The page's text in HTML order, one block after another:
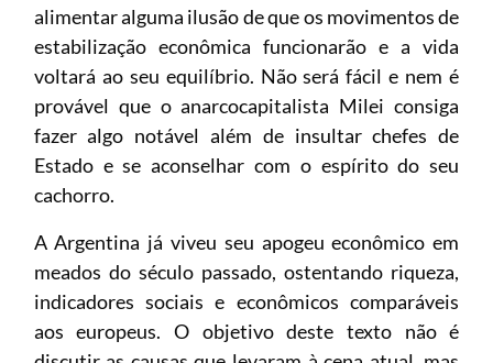
alimentar alguma ilusão de que os movimentos de
estabilização econômica funcionarão e a vida
voltará ao seu equilíbrio. Não será fácil e nem é
provável que o anarcocapitalista Milei consiga
fazer algo notável além de insultar chefes de
Estado e se aconselhar com o espírito do seu
cachorro.
A Argentina já viveu seu apogeu econômico em
meados do século passado, ostentando riqueza,
indicadores sociais e econômicos comparáveis
aos europeus. O objetivo deste texto não é